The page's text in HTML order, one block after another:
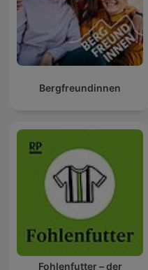
Bergfreundinnen
Fohlenfutter – der